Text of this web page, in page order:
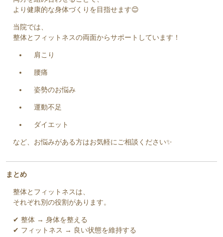
より健康的な身体づくりを目指せます😊
当院では、
整体とフィットネスの両面からサポートしています！
肩こり
腰痛
姿勢のお悩み
運動不足
ダイエット
など、お悩みがある方はお気軽にご相談ください✨
まとめ
整体とフィットネスは、
それぞれ別の役割があります。
✔ 整体 → 身体を整える
✔ フィットネス → 良い状態を維持する